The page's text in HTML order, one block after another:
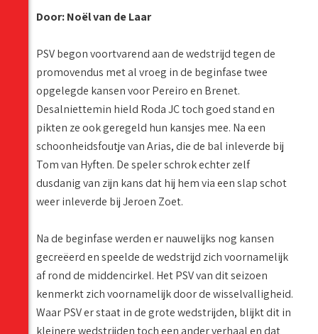
Door: Noël van de Laar
PSV begon voortvarend aan de wedstrijd tegen de
promovendus met al vroeg in de beginfase twee
opgelegde kansen voor Pereiro en Brenet.
Desalniettemin hield Roda JC toch goed stand en
pikten ze ook geregeld hun kansjes mee. Na een
schoonheidsfoutje van Arias, die de bal inleverde bij
Tom van Hyften. De speler schrok echter zelf
dusdanig van zijn kans dat hij hem via een slap schot
weer inleverde bij Jeroen Zoet.
Na de beginfase werden er nauwelijks nog kansen
gecreëerd en speelde de wedstrijd zich voornamelijk
af rond de middencirkel. Het PSV van dit seizoen
kenmerkt zich voornamelijk door de wisselvalligheid.
Waar PSV er staat in de grote wedstrijden, blijkt dit in
kleinere wedstrijden toch een ander verhaal en dat